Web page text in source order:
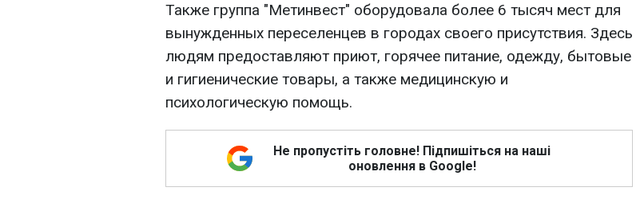
Также группа "Метинвест" оборудовала более 6 тысяч мест для
вынужденных переселенцев в городах своего присутствия. Здесь
людям предоставляют приют, горячее питание, одежду, бытовые
и гигиенические товары, а также медицинскую и
психологическую помощь.
Не пропустіть головне! Підпишіться на наші
оновлення в Google!